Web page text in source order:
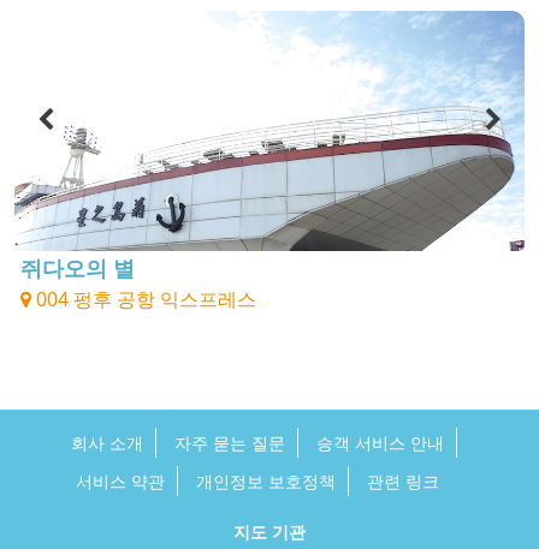
쥐다오의 별
004 펑후 공항 익스프레스
회사 소개 자주 묻는 질문
승객 서비스 안내
서비스 약관
개인정보 보호정책 관련 링크
지도 기관